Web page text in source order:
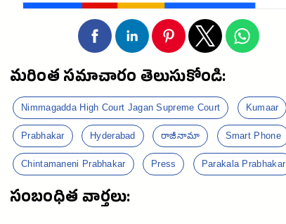
మరింత సమాచారం తెలుసుకోండి:
Nimmagadda High Court Jagan Supreme Court Kumaar
Prabhakar Hyderabad రాజీనామా Smart Phone
Chintamaneni Prabhakar Press Parakala Prabhakar
సంబంధిత వార్తలు: